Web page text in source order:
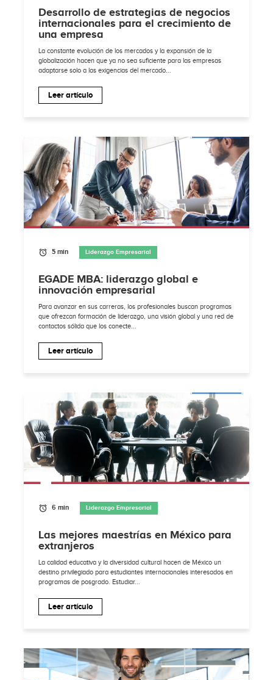
Desarrollo de estrategias de negocios
internacionales para el crecimiento de
una empresa
La constante evolución de los mercados y la expansión de la
globalización hacen que ya no sea suficiente para las empresas
adaptarse solo a las exigencias del mercado...
Leer artículo
5 min Liderazgo Empresarial
EGADE MBA: liderazgo global e
innovación empresarial
Para avanzar en sus carreras, los profesionales buscan programas
que ofrezcan formación de liderazgo, una visión global y una red de
contactos sólida que los conecte...
Leer artículo
6 min Liderazgo Empresarial
Las mejores maestrías en México para
extranjeros
La calidad educativa y la diversidad cultural hacen de México un
destino privilegiado para estudiantes internacionales interesados en
programas de posgrado. Estudiar...
Leer artículo